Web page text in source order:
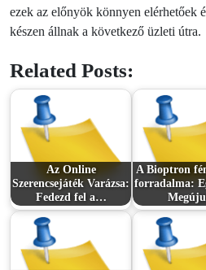
ezek az előnyök könnyen elérhetőek
készen állnak a következő üzleti útra.
Related Posts:
Az Online
Szerencsejáték Varázsa:
Fedezd fel a…
A Bioptron
forradalma: